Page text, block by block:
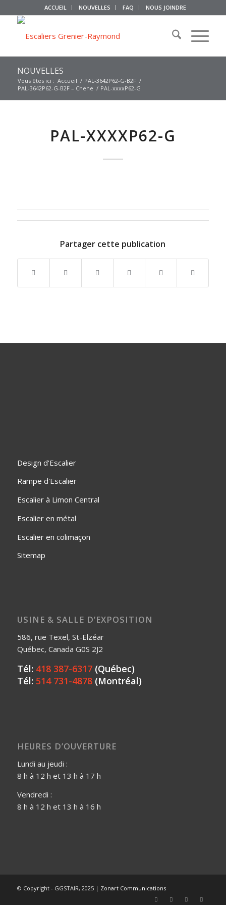
ACCUEIL NOUVELLES FAQ NOUS JOINDRE
NOUVELLES
Vous êtes ici : Accueil / PAL-3642P62-G-B2F /
PAL-3642P62-G-B2F – Chene / PAL-xxxxP62-G
PAL-XXXXP62-G
Partager cette publication
Design d'Escalier
Rampe d'Escalier
Escalier à Limon Central
Escalier en métal
Escalier en colimaçon
Sitemap
USINE & SALLE D’EXPOSITION
586, rue Texel, St-Elzéar
Québec, Canada G0S 2J2
Tél: 418 387-6317(Québec)
Tél: 514 731-4878(Montréal)
HEURES D’OUVERTURE
Lundi au jeudi :
8 h à 12 h et 13 h à 17 h
Vendredi :
8 h à 12 h et 13 h à 16 h
© Copyright - GGSTAIR, 2025 | Zonart Communications